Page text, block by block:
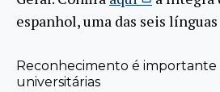
espanhol, uma das seis
Reconhecimento é importante
universitárias